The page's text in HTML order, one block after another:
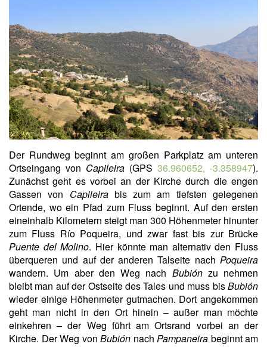
Der Rundweg beginnt am großen Parkplatz am unteren
Ortseingang von Capileira (GPS 36.960652, -3.358947).
Zunächst geht es vorbei an der Kirche durch die engen
Gassen von Capileirabis zum am tiefsten gelegenen
Ortende, wo ein Pfad zum Fluss beginnt. Auf den ersten
eineinhalb Kilometern steigt man 300 Höhenmeter hinunter
zum Fluss Río Poqueira, und zwar fast bis zur Brücke
Puente del Molino. Hier könnte man alternativ den Fluss
überqueren und auf der anderen Talseite nach Poqueira
wandern. Um aber den Weg nach Bubiónzu nehmen
bleibt man auf der Ostseite des Tales und muss bisBubión
wieder einige Höhenmeter gutmachen. Dort angekommen
geht man nicht in den Ort hinein – außer man möchte
einkehren – der Weg führt am Ortsrand vorbei an der
Kirche. Der Weg von Bubión nach Pampaneira beginnt am